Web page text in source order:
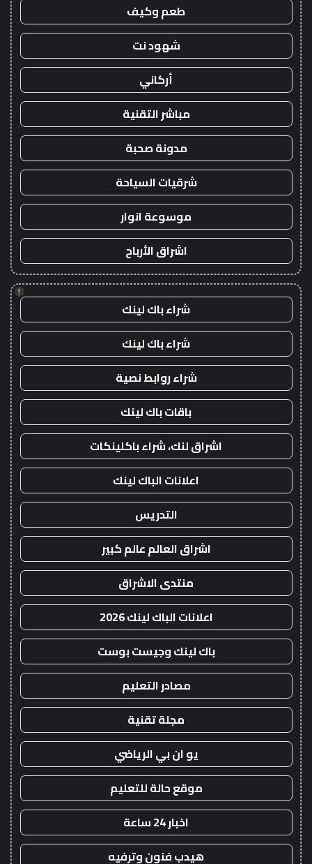
طعم وكيف
شهود نت
أركاني
مباشر التقنية
مدونة صحبة
شرقيات السياحة
موسوعة انوار
اشراق الأرباح
!
شراء باك لينك
شراء باك لينك
شراء روابط نصية
باقات باك لينك
اشراق لنك، شراء باكلينكات
اعلانات الباك لينك
التدريس
اشراق العالم عالم كبير
منتدى الاشراق
اعلانات الباك لينك 2026
باك لينك وجيست بوست
مصادر التعليم
مجلة تقنية
يو ان بي الرياضي
موقع حالة للتعليم
اخبار 24 ساعة
هيدب فنون وترفيه